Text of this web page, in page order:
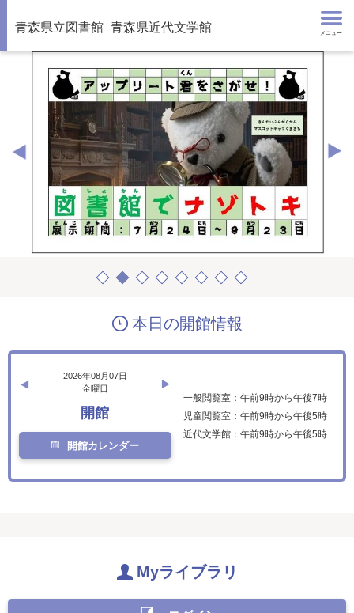
青森県立図書館 青森県近代文学館 メニュー
本日の開館情報
2026年08月07日
金曜日
開館
開館カレンダー
一般閲覧室：午前9時から午後7時
児童閲覧室：午前9時から午後5時
近代文学館：午前9時から午後5時
Myライブラリ